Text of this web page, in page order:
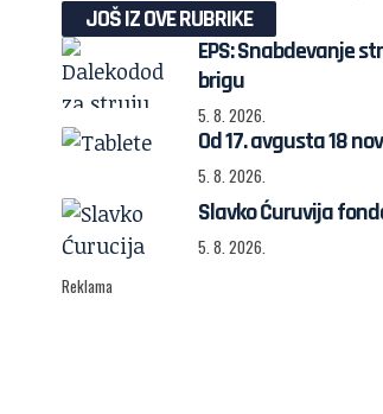
JOŠ IZ OVE RUBRIKE
EPS: Snabdevanje
brigu
5. 8. 2026.
Od 17. avgusta 18
5. 8. 2026.
Slavko Ćuruvija
5. 8. 2026.
Reklama